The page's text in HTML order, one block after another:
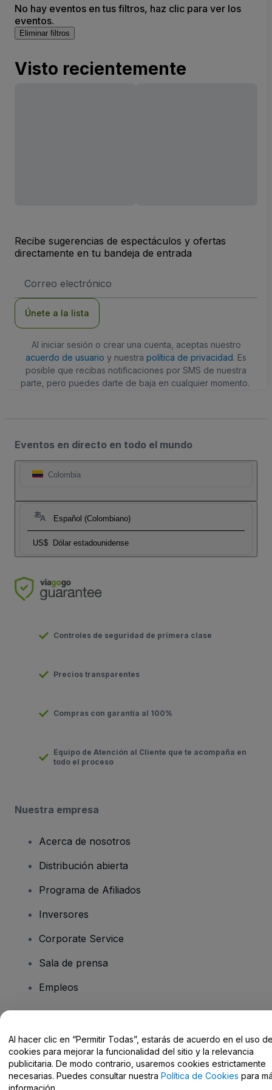
No hay eventos en tus filtros, haz clic para ver los
eventos.
Eliminar filtros
Visto recientemente
Recibe sugerencias de espectáculos y ofertas
directamente en tu bandeja de entrada
de
Únete a la lista
Al iniciar sesión o crear una cuenta, aceptas nuestro
acuerdo de usuario y nuestra política de privacidad. Es
posible que recibas notificaciones por SMS de nuestra
parte, pero puedes darte de baja en cualquier momento.
Eventos en directo en todo el mundo
Colombia
Español (Colombiano)
US$ Dólar estadounidense
Controles de seguridad de primera clase
Precios transparentes
Compras con garantía al 100%
Equipo de Atención al Cliente que te acompaña en
todo el proceso
Nuestra empresa
Acerca de nosotros
Distribución abierta
Programa de Afiliados
Inversores
Corporate Service
Sala de prensa
Empleos
Centro de Ayuda / Contacto
Al hacer clic en “Permitir Todas”, estarás de acuerdo en el uso
cookies para mejorar la funcionalidad del sitio y la relevancia
publicitaria. De modo contrario, usaremos cookies estrictamente
necesarias. Puedes consultar nuestra Política de Cookies para
información.